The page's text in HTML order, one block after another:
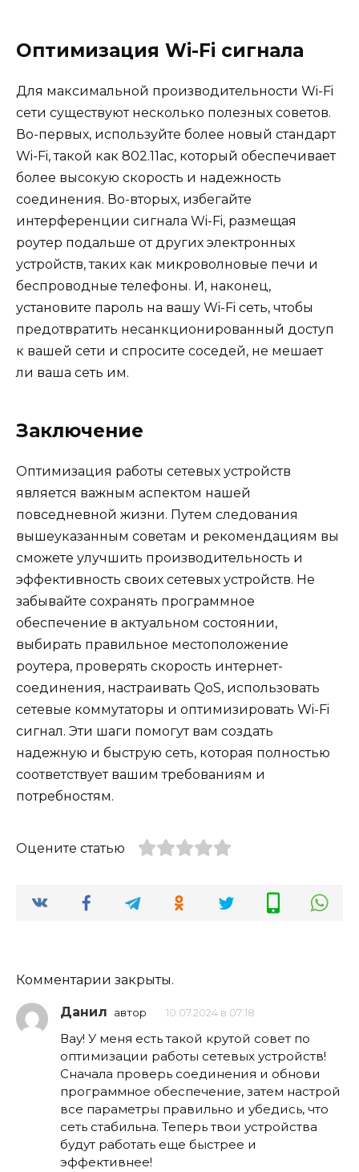
Оптимизация Wi-Fi сигнала
Для максимальной производительности Wi-Fi
сети существуют несколько полезных советов.
Во-первых, используйте более новый стандарт
Wi-Fi, такой как 802.11ac, который обеспечивает
более высокую скорость и надежность
соединения. Во-вторых, избегайте
интерференции сигнала Wi-Fi, размещая
роутер подальше от других электронных
устройств, таких как микроволновые печи и
беспроводные телефоны. И, наконец,
установите пароль на вашу Wi-Fi сеть, чтобы
предотвратить несанкционированный доступ
к вашей сети и спросите соседей, не мешает
ли ваша сеть им.
Заключение
Оптимизация работы сетевых устройств
является важным аспектом нашей
повседневной жизни. Путем следования
вышеуказанным советам и рекомендациям вы
сможете улучшить производительность и
эффективность своих сетевых устройств. Не
забывайте сохранять программное
обеспечение в актуальном состоянии,
выбирать правильное местоположение
роутера, проверять скорость интернет-
соединения, настраивать QoS, использовать
сетевые коммутаторы и оптимизировать Wi-Fi
сигнал. Эти шаги помогут вам создать
надежную и быструю сеть, которая полностью
соответствует вашим требованиям и
потребностям.
Оцените статью
Комментарии закрыты.
Данил автор 10.07.2024 в 07:18
Вау! У меня есть такой крутой совет по
оптимизации работы сетевых устройств!
Сначала проверь соединения и обнови
программное обеспечение, затем настрой
все параметры правильно и убедись, что
сеть стабильна. Теперь твои устройства
будут работать еще быстрее и
эффективнее!